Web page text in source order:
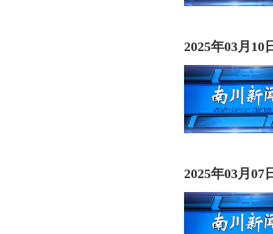
2025年03月10
2025年03月07